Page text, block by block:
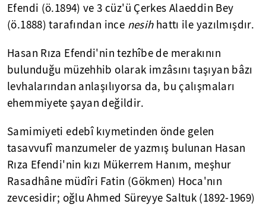
Efendi (ö.1894) ve 3 cüz'ü Çerkes Alaeddin Bey
(ö.1888) tarafından ince nesih hattı ile yazılmışdır.
Hasan Rıza Efendi'nin tezhîbe de merakının
bulunduğu müzehhib olarak imzâsını taşıyan bâzı
levhalarından anlaşılıyorsa da, bu çalışmaları
ehemmiyete şayan değildir.
Samimiyeti edebî kıymetinden önde gelen
tasavvufî manzumeler de yazmış bulunan Hasan
Rıza Efendi'nin kızı Mükerrem Hanım, meşhur
Rasadhâne müdîri Fatin (Gökmen) Hoca'nın
zevcesidir; oğlu Ahmed Süreyye Saltuk (1892-1969)